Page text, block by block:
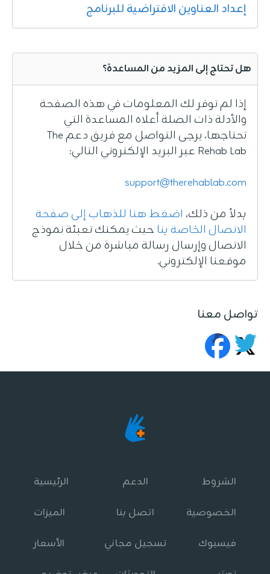
إعداد العناوين الافتراضية للبرنامج
هل تحتاج إلى المزيد من المساعدة؟
إذا لم توفر لك المعلومات في هذه الصفحة
والأدلة ذات الصلة أعلاه المساعدة التي
تحتاجها، يرجى التواصل مع فريق دعم The
Rehab Lab عبر البريد الإلكتروني التالي:
support@therehablab.com
بدلاً من ذلك، اضغط هنا للذهاب إلى صفحة
الاتصال الخاصة بنا حيث يمكنك تعبئة نموذج
الاتصال وإرسال رسالة مباشرة من خلال
موقعنا الإلكتروني.
تواصل معنا
الرئيسية
الميزات
الأسعار
الدعم
اتصل بنا
تسجيل مجاني
الشروط
الخصوصية
فيسبوك